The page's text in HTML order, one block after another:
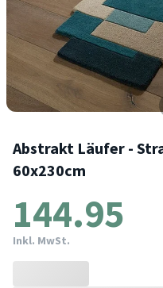
Abstrakt Läufer -
60x230cm
144.95
Inkl. MwSt.